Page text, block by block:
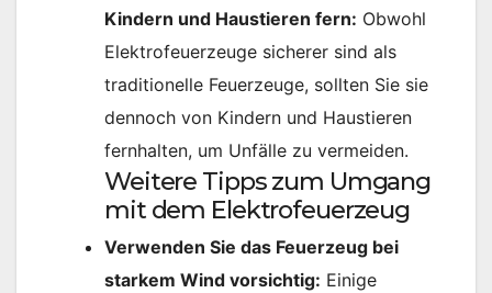
Kindern und Haustieren fern: Obwohl
Elektrofeuerzeuge sicherer sind als
traditionelle Feuerzeuge, sollten Sie sie
dennoch von Kindern und Haustieren
fernhalten, um Unfälle zu vermeiden.
Weitere Tipps zum Umgang
mit dem Elektrofeuerzeug
Verwenden Sie das Feuerzeug bei
starkem Wind vorsichtig: Einige